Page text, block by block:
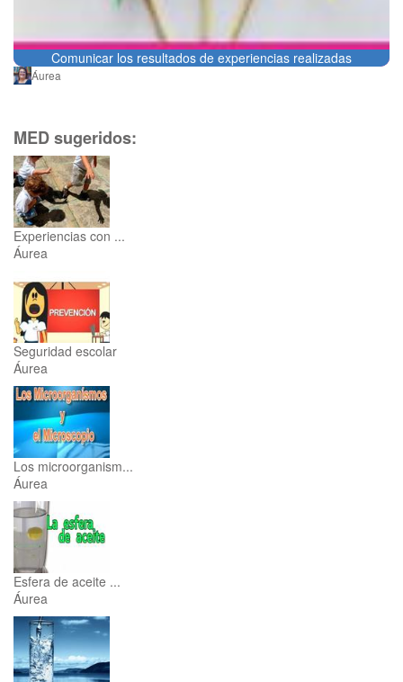
Comunicar los resultados de experiencias realizadas
Áurea
MED sugeridos:
Experiencias con ...
Áurea
Seguridad escolar
Áurea
Los microorganism...
Áurea
Esfera de aceite ...
Áurea